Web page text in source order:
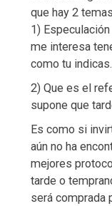
que hay 2
1)
me interesa
como tu indicas.
2) Que es el
supone que
Es como si
aún no ha
mejores
tarde o
será comprada